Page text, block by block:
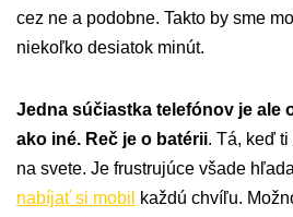
cez ne a podobne. Takto by sme
niekoľko desiatok minút.
Jedna súčiastka telefónov je ale
ako iné. Reč je o batérii. Tá, keď
na svete. Je frustrujúce všade
nabíjať si mobil
každú chvíľu.